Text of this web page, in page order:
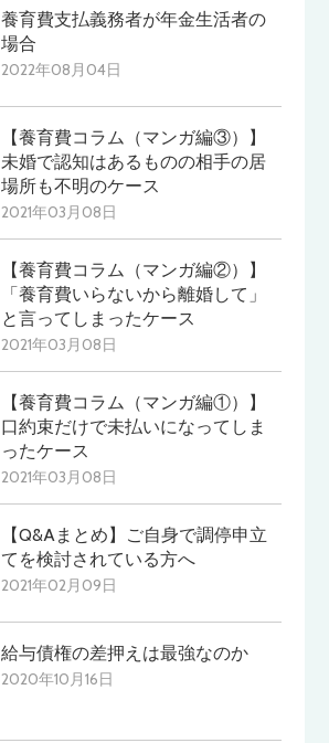
養育費支払義務者が年金生活者の
場合
2022年08月04日
【養育費コラム（マンガ編③）】
未婚で認知はあるものの相手の居
場所も不明のケース
2021年03月08日
【養育費コラム（マンガ編②）】
「養育費いらないから離婚して」
と言ってしまったケース
2021年03月08日
【養育費コラム（マンガ編①）】
口約束だけで未払いになってしま
ったケース
2021年03月08日
【Q&Aまとめ】ご自身で調停申立
てを検討されている方へ
2021年02月09日
給与債権の差押えは最強なのか
2020年10月16日